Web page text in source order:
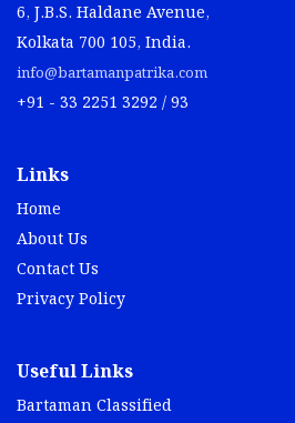
6, J.B.S. Haldane Avenue,
Kolkata 700 105, India.
info@bartamanpatrika.com
+91 - 33 2251 3292 / 93
Links
Home
About Us
Contact Us
Privacy Policy
Useful Links
Bartaman Classified